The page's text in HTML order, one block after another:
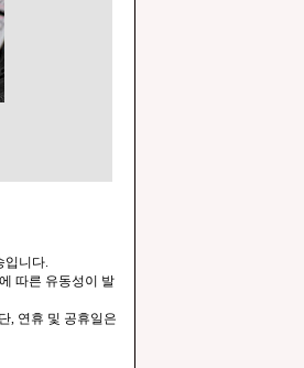
니다.
따른 유동성이 발
, 연휴 및 공휴일은